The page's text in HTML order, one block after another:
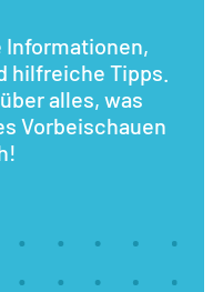
Informationen,
hilfreiche Tipps.
alles, was
Vorbeischauen